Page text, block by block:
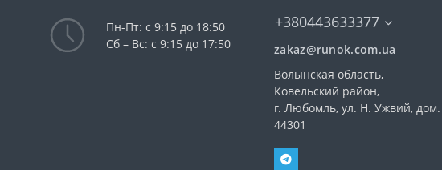
Пн-Пт: с 9:15 до 18:50
Сб – Вс: с 9:15 до 17:50
+380443633377
zakaz@runok.com.ua
Волынская область,
Ковельский район,
г. Любомль, ул. Н. Ужвий,
44301